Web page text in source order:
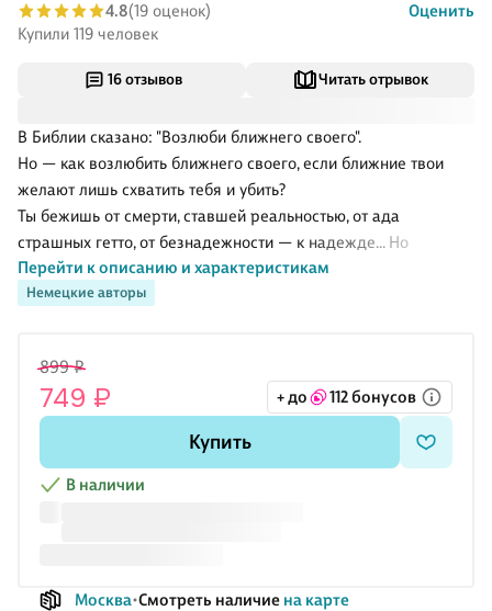
16 отзывов Читать отрывок
Немецкие авторы
В Библии сказано: "Возлюби ближнего своего".
Но — как возлюбить ближнего своего, если ближние твои
желают лишь схватить тебя и убить?
Ты бежишь от смерти, ставшей реальностью, от ада
страшных гетто, от безнадежности — к надежде... Но
надежда может обмануть. И тогда — "плачьте не об ушедших,
а об оставшихся...".
Перейти к описанию и характеристикам
4.8(19 оценок)
Оценить
Купили 119 человек
899 ₽
749 ₽ + до 112 бонусов
Купить
В наличии
Москва Смотреть наличие на карте